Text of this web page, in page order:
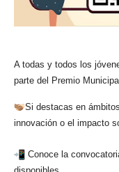
A todas y todos los
parte del Premio
Si destacas en
innovación o el impacto
Conoce la